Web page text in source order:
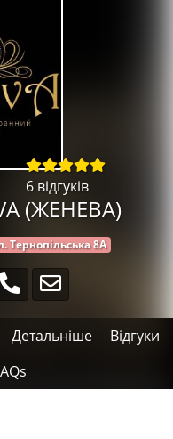
6 відгуків
(ЖЕНЕВА)
Тернопільська 8А
Детальніше
Відгуки